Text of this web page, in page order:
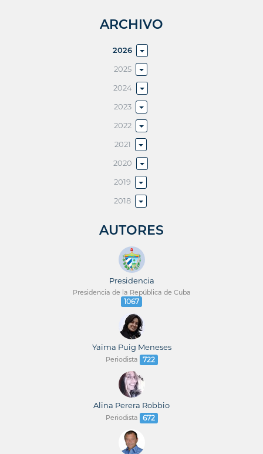
ARCHIVO
2026
2025
2024
2023
2022
2021
2020
2019
2018
AUTORES
Presidencia
Presidencia de la República de Cuba
1067
Yaima Puig Meneses
Periodista 722
Alina Perera Robbio
Periodista 672